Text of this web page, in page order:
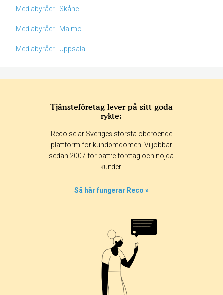
Mediabyråer i Skåne
Mediabyråer i Malmö
Mediabyråer i Uppsala
365 dagar 90 dagar
30 dagar
Tjänsteföretag lever på sitt goda
rykte:
Reco.se är Sveriges största oberoende
plattform för kundomdömen. Vi jobbar
sedan 2007 för bättre företag och nöjda
kunder.
Så här fungerar Reco »